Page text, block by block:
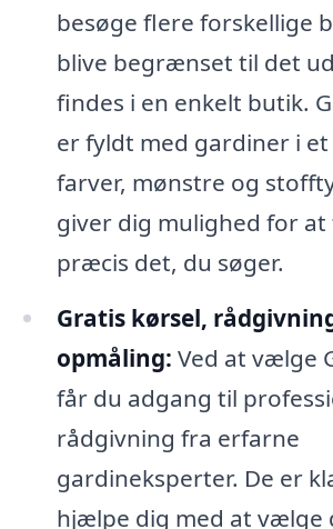
besøge flere forskellige
blive begrænset til det
findes i en enkelt butik.
er fyldt med gardiner i
farver, mønstre og
giver dig mulighed for at
præcis det, du søger.
Gratis kørsel,
opmåling: Ved at vælge
får du adgang til
rådgivning fra erfarne
gardineksperter. De er
hjælpe dig med at vælge